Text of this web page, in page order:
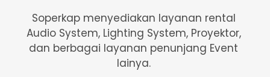
Soperkap menyediakan layanan rental
Audio System, Lighting System, Proyektor,
dan berbagai layanan penunjang Event
lainya.